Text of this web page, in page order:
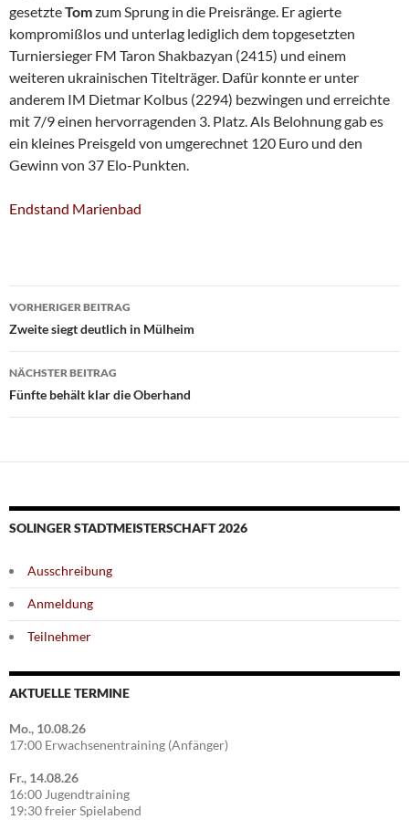
gesetzteTomzum Sprung in die Preisränge. Er agierte
kompromißlos und unterlag lediglich dem topgesetzten
Turniersieger FM Taron Shakbazyan (2415) und einem
weiteren ukrainischen Titelträger. Dafür konnte er unter
anderem IM Dietmar Kolbus (2294) bezwingen und erreichte
mit 7/9 einen hervorragenden 3. Platz. Als Belohnung gab es
ein kleines Preisgeld von umgerechnet 120 Euro und den
Gewinn von 37 Elo-Punkten.
Endstand Marienbad
Beitragsnavigation
VORHERIGER BEITRAG
Zweite siegt deutlich in Mülheim
NÄCHSTER BEITRAG
Fünfte behält klar die Oberhand
SOLINGER STADTMEISTERSCHAFT 2026
Ausschreibung
Anmeldung
Teilnehmer
AKTUELLE TERMINE
Mo., 10.08.26
17:00 Erwachsenentraining (Anfänger)
Fr., 14.08.26
16:00 Jugendtraining
19:30 freier Spielabend